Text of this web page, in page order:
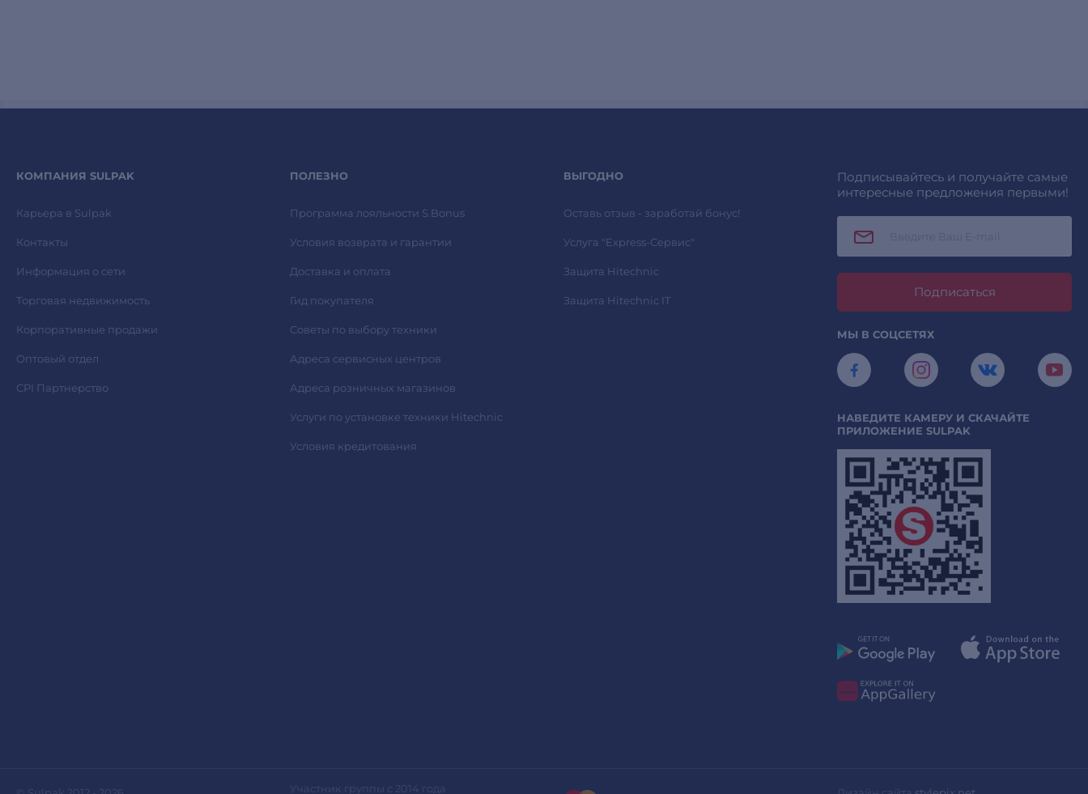
КОМПАНИЯ SULPAK
Карьера в Sulpak
Контакты
Информация о сети
Торговая недвижимость
Корпоративные продажи
Оптовый отдел
CPI Партнерство
ПОЛЕЗНО
Программа лояльности S.Bonus
Условия возврата и гарантии
Доставка и оплата
Гид покупателя
Советы по выбору техники
Адреса сервисных центров
Адреса розничных магазинов
Услуги по установке техники Hitechnic
Условия кредитования
ВЫГОДНО
Оставь отзыв - заработай бонус!
Услуга "Express-Сервис"
Защита Hitechnic
Защита Hitechnic IT
Подписывайтесь и получайте самые
интересные предложения первыми!
Подписаться
МЫ В СОЦСЕТЯХ
НАВЕДИТЕ КАМЕРУ И СКАЧАЙТЕ
ПРИЛОЖЕНИЕ SULPAK
Участник группы с 2014 года